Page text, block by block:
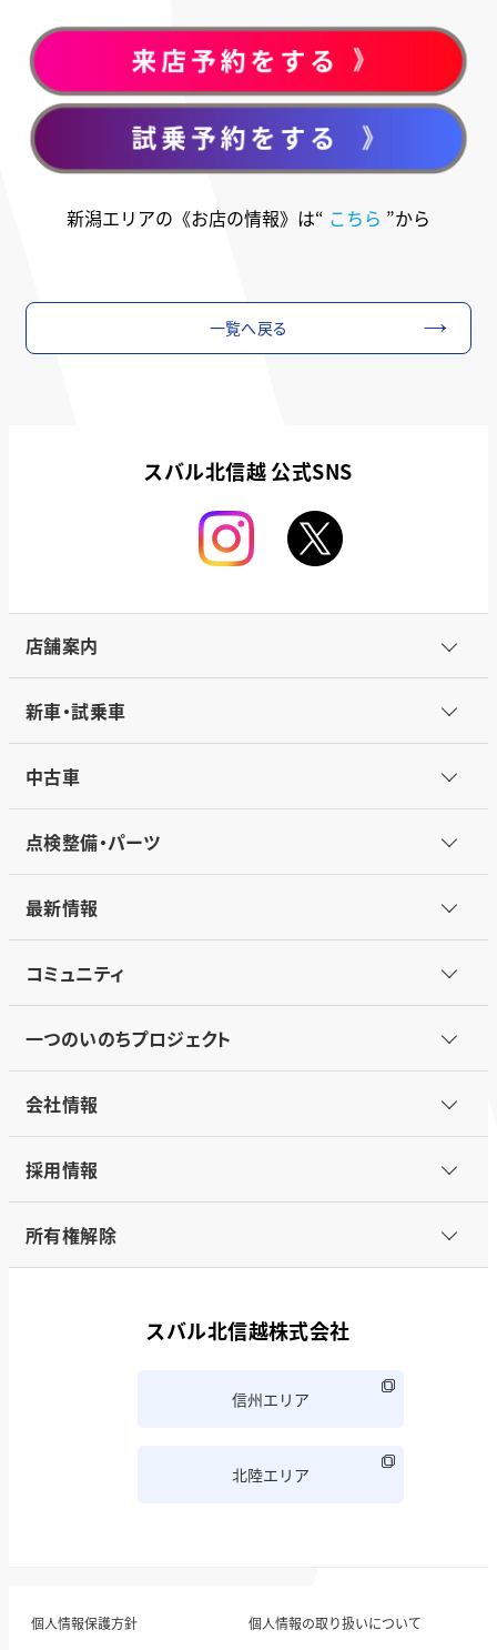
新潟エリアの《お店の情報》は“ こちら ”から
一覧へ戻る
スバル北信越 公式SNS
店舗案内
新車・試乗車
中古車
点検整備・パーツ
最新情報
コミュニティ
一つのいのちプロジェクト
会社情報
採用情報
所有権解除
スバル北信越株式会社
信州エリア
北陸エリア
個人情報保護方針 個人情報の取り扱いについて